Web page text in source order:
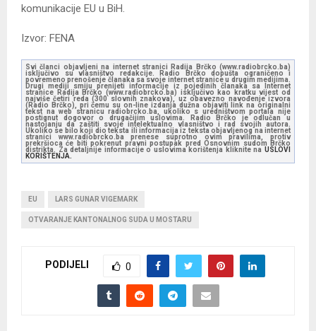
komunikacije EU u BiH.
Izvor: FENA
Svi članci objavljeni na internet stranici Radija Brčko (www.radiobrcko.ba)
isključivo su vlasništvo redakcije. Radio Brčko dopušta ograničeno i
povremeno prenošenje članaka sa svoje internet stranice u drugim medijima.
Drugi mediji smiju prenijeti informacije iz pojedinih članaka sa Internet
stranice Radija Brčko (www.radiobrcko.ba) isključivo kao kratku vijest od
najviše četiri reda (300 slovnih znakova), uz obavezno navođenje izvora
(Radio Brčko), pri čemu su on-line izdanja dužna objaviti link na originalni
tekst na web stranicu radiobrcko.ba, ukoliko s uredništvom portala nije
postignut dogovor o drugačijim uslovima. Radio Brčko je odlučan u
nastojanju da zaštiti svoje intelektualno vlasništvo i rad svojih autora.
Ukoliko se bilo koji dio teksta ili informacija iz teksta objavljenog na internet
stranici www.radiobrcko.ba prenese suprotno ovim pravilima, protiv
prekršioca će biti pokrenut pravni postupak pred Osnovnim sudom Brčko
distrikta. Za detaljnije informacije o uslovima korištenja kliknite na USLOVI
KORIŠTENJA.
EU LARS GUNAR VIGEMARK
OTVARANJE KANTONALNOG SUDA U MOSTARU
PODIJELI 0